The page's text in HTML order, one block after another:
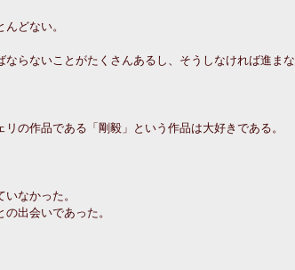
どない。
らないことがたくさんあるし、そうしなければ進まな
の作品である「剛毅」という作品は大好きである。
なかった。
出会いであった。